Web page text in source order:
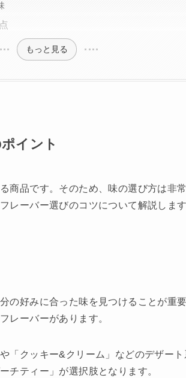
もっと見る
イント
商品です。そのため、味の選び方は非
レーバー選びのコツについて解説します
の好みに合った味を見つけることが重
レーバーがあります。
「クッキー&クリーム」などのデザー
チティー」が選択肢となります。